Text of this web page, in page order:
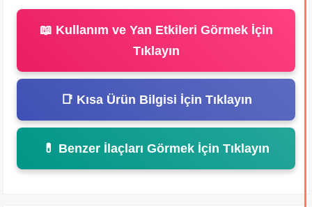
📖 Kullanım ve Yan Etkileri Görmek İçin
Tıklayın
📑 Kısa Ürün Bilgisi İçin Tıklayın
💊 Benzer İlaçları Görmek İçin Tıklayın